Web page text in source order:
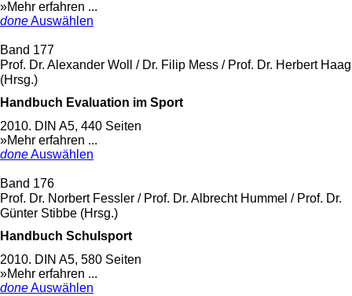
»Mehr erfahren ...
doneAuswählen
Band 177
Prof. Dr. Alexander Woll / Dr. Filip Mess / Prof. Dr. Herbert Haag
(Hrsg.)
Handbuch Evaluation im Sport
2010. DIN A5, 440 Seiten
»Mehr erfahren ...
doneAuswählen
Band 176
Prof. Dr. Norbert Fessler / Prof. Dr. Albrecht Hummel / Prof. Dr.
Günter Stibbe (Hrsg.)
Handbuch Schulsport
2010. DIN A5, 580 Seiten
»Mehr erfahren ...
doneAuswählen